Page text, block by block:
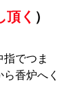
頂く ）
でつま
香炉へく